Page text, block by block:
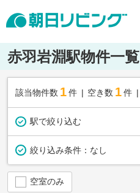
赤羽岩淵駅物件一覧
該当物件数 1件 空き数 1 件
駅で絞り込む
絞り込み条件： なし
空室のみ